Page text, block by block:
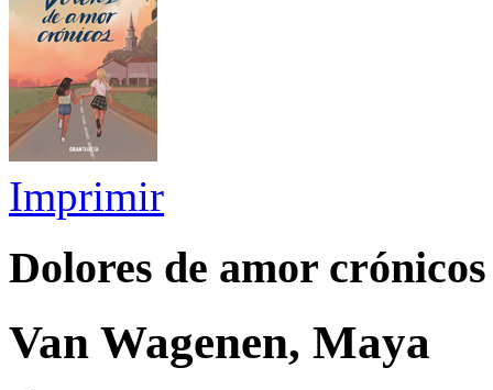
Imprimir
Dolores de amor crónicos
Van Wagenen, Maya